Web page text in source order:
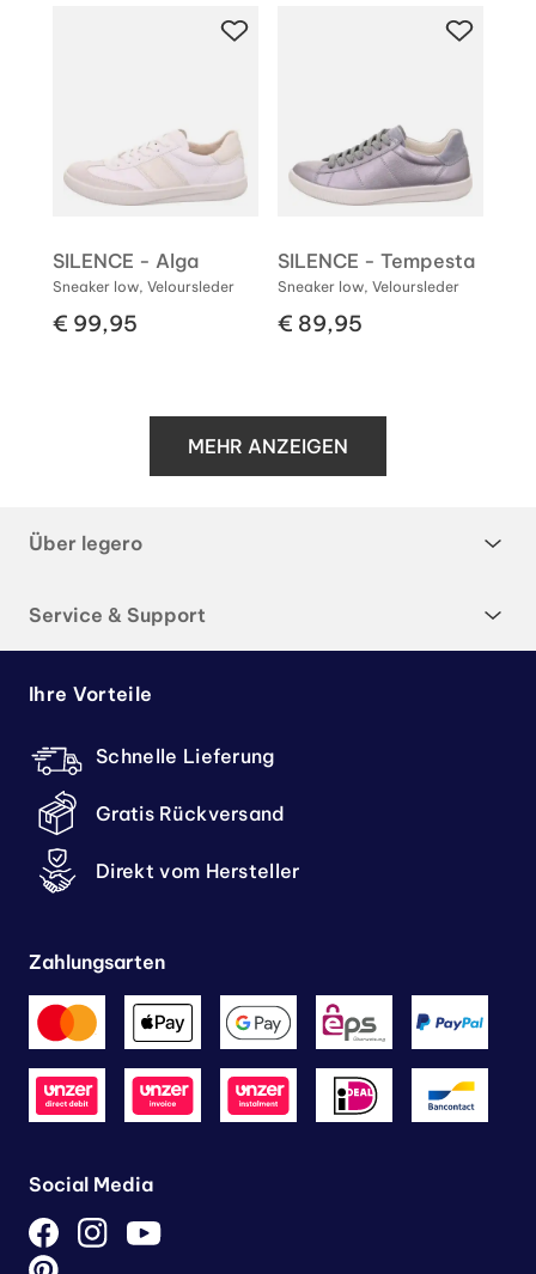
SILENCE - Alga
Sneaker low, Veloursleder
€ 99,95
SILENCE - Tempesta
Sneaker low, Veloursleder
€ 89,95
MEHR ANZEIGEN
Über legero
Service & Support
Ihre Vorteile
Schnelle Lieferung
Gratis Rückversand
Direkt vom Hersteller
Zahlungsarten
Social Media